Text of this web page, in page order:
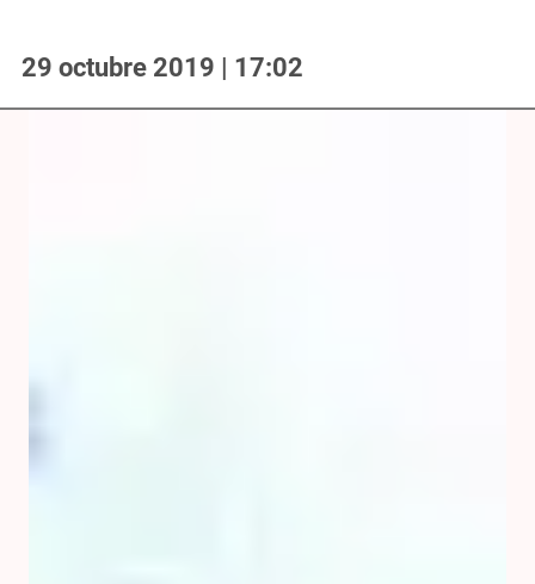
29 octubre 2019 | 17:02